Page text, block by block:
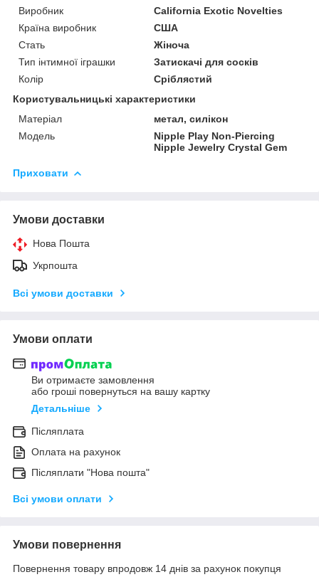
Виробник
California Exotic Novelties
Країна виробник
США
Стать
Жіноча
Тип інтимної іграшки
Затискачі для сосків
Колір
Сріблястий
Користувальницькі характеристики
Матеріал
метал, силікон
Модель
Nipple Play Non-Piercing
Nipple Jewelry Crystal Gem
Приховати
Умови доставки
Нова Пошта
Укрпошта
Всі умови доставки
Умови оплати
Ви отримаєте замовлення
або гроші повернуться на вашу картку
Детальніше
Післяплата
Оплата на рахунок
Післяплати "Нова пошта"
Всі умови оплати
Умови повернення
Повернення товару впродовж 14 днів за рахунок покупця